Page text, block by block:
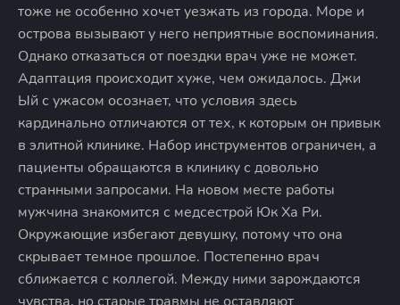
тоже не особенно хочет уезжать из города. Море и
острова вызывают у него неприятные воспоминания.
Однако отказаться от поездки врач уже не может.
Адаптация происходит хуже, чем ожидалось. Джи
Ый с ужасом осознает, что условия здесь
кардинально отличаются от тех, к которым он привык
в элитной клинике. Набор инструментов ограничен, а
пациенты обращаются в клинику с довольно
странными запросами. На новом месте работы
мужчина знакомится с медсестрой Юк Ха Ри.
Окружающие избегают девушку, потому что она
скрывает темное прошлое. Постепенно врач
сближается с коллегой. Между ними зарождаются